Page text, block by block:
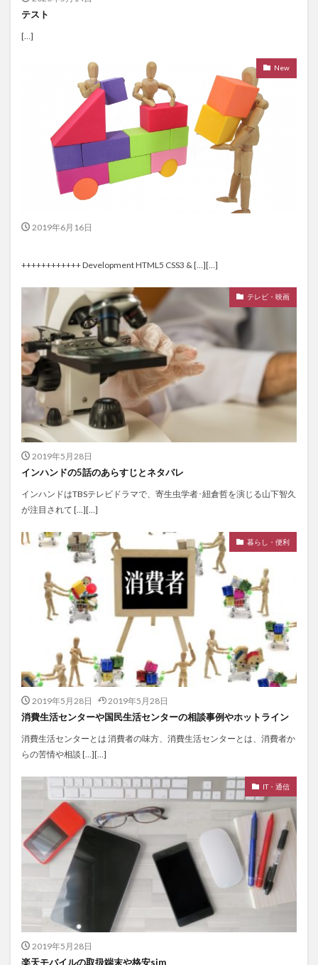
テスト
[…]
New
2019年6月16日
++++++++++++ Development HTML5 CSS3 & […][…]
テレビ・映画
2019年5月28日
インハンドの5話のあらすじとネタバレ
インハンドはTBSテレビドラマで、寄生虫学者･紐倉哲を演じる山下智久
が注目されて […][…]
暮らし・便利
2019年5月28日 2019年5月28日
消費生活センターや国民生活センターの相談事例やホットライン
消費生活センターとは 消費者の味方、消費生活センターとは、消費者か
らの苦情や相談 […][…]
IT・通信
2019年5月28日
楽天モバイルの取扱端末や格安sim